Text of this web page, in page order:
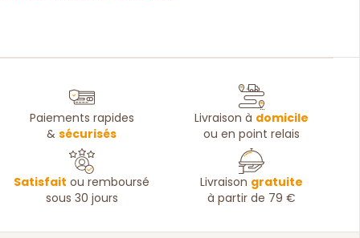
Paiements rapides
&sécurisés
Livraison à domicile
ou en point relais
Satisfait ou remboursé
sous 30 jours
Livraison gratuite
à partir de 79 €